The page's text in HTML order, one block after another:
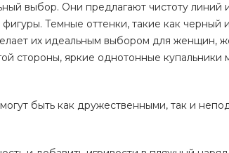
выбор. Они предлагают чистоту линий
Темные оттенки, такие как черный
их идеальным выбором для женщин,
стороны, яркие однотонные купальники
быть как дружественными, так и